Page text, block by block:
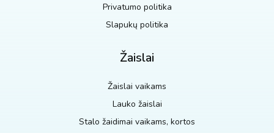
Privatumo politika
Slapukų politika
Žaislai
Žaislai vaikams
Lauko žaislai
Stalo žaidimai vaikams, kortos